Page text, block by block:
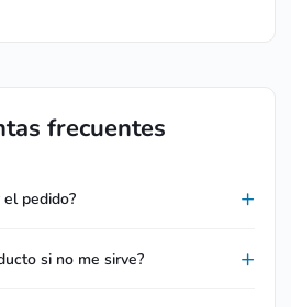
frecuentes
pedido?
si no me sirve?